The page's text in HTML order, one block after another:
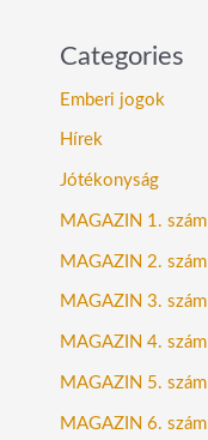
Categories
Emberi jogok
Hírek
Jótékonyság
MAGAZIN 1. szám
MAGAZIN 2. szám
MAGAZIN 3. szám
MAGAZIN 4. szám
MAGAZIN 5. szám
MAGAZIN 6. szám